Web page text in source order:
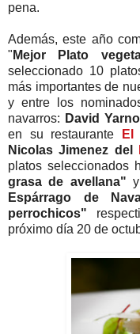
pena.
Además, este año
" Mejor Plato
seleccionado 10
más importantes de
y entre los
navarros: David
en su restaurante
El
Nicolas Jimenez del
platos seleccionados
grasa de avellana" y
Espárrago de
perrochicos"
próximo día 20 de